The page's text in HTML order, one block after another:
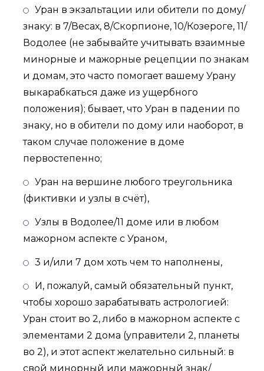
Уран в экзальтации или обители по дому/
знаку: в 7/Весах, 8/Скорпионе, 10/Козероге, 11/
Водолее (не забывайте учитывать взаимные
минорные и мажорные рецепции по знакам
и домам, это часто помогает вашему Урану
выкарабкаться даже из ущербного
положения); бывает, что Уран в падении по
знаку, но в обители по дому или наоборот, в
таком случае положение в доме
первостепенно;
Уран на вершине любого треугольника
(фиктивки и узлы в счёт),
Узлы в Водолее/11 доме или в любом
мажорном аспекте с Ураном,
3 и/или 7 дом хоть чем то наполнены,
И, пожалуй, самый обязательный пункт,
чтобы хорошо зарабатывать астрологией:
Уран стоит во 2, либо в мажорном аспекте с
элементами 2 дома (управители 2, планеты
во 2), и этот аспект желательно сильный: в
свой минорный или мажорный знак/